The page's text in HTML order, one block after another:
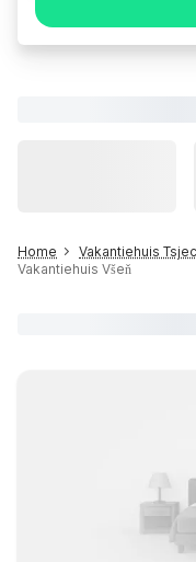
Home Vakantiehuis
Vakantiehuis Všeň